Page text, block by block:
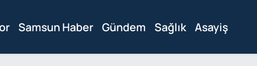
Samsun Haber Gündem Sağlık Asayiş